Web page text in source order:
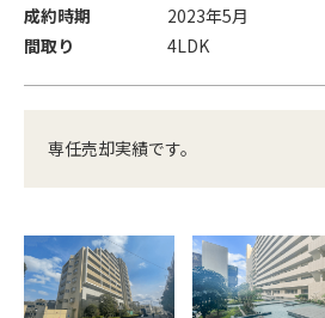
成約時期
2023年5月
間取り
4LDK
専任売却実績です。